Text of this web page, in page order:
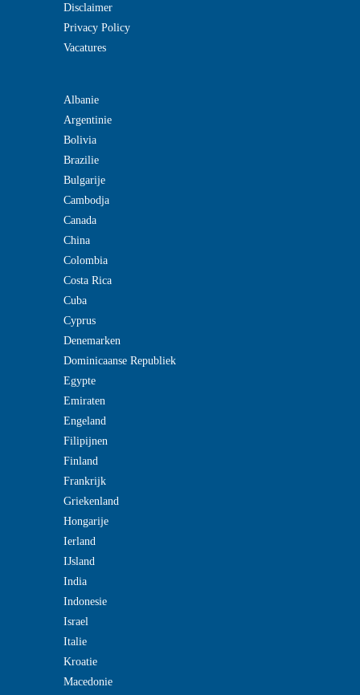
Disclaimer
Privacy Policy
Vacatures
Albanie
Argentinie
Bolivia
Brazilie
Bulgarije
Cambodja
Canada
China
Colombia
Costa Rica
Cuba
Cyprus
Denemarken
Dominicaanse Republiek
Egypte
Emiraten
Engeland
Filipijnen
Finland
Frankrijk
Griekenland
Hongarije
Ierland
IJsland
India
Indonesie
Israel
Italie
Kroatie
Macedonie